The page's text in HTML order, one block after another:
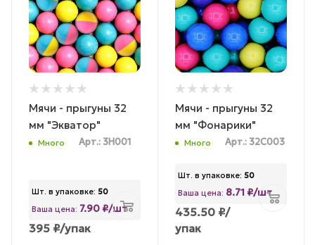
Мячи - прыгуны 32
мм "Экватор"
Много Арт.: 3H001
Шт. в упаковке: 50
Ваша цена: 7.90 ₽/шт
395 ₽/упак
Мячи - прыгуны 32
мм "Фонарики"
Много Арт.: 32С003
Шт. в упаковке: 50
Ваша цена: 8.71 ₽/шт
435.50 ₽/
упак